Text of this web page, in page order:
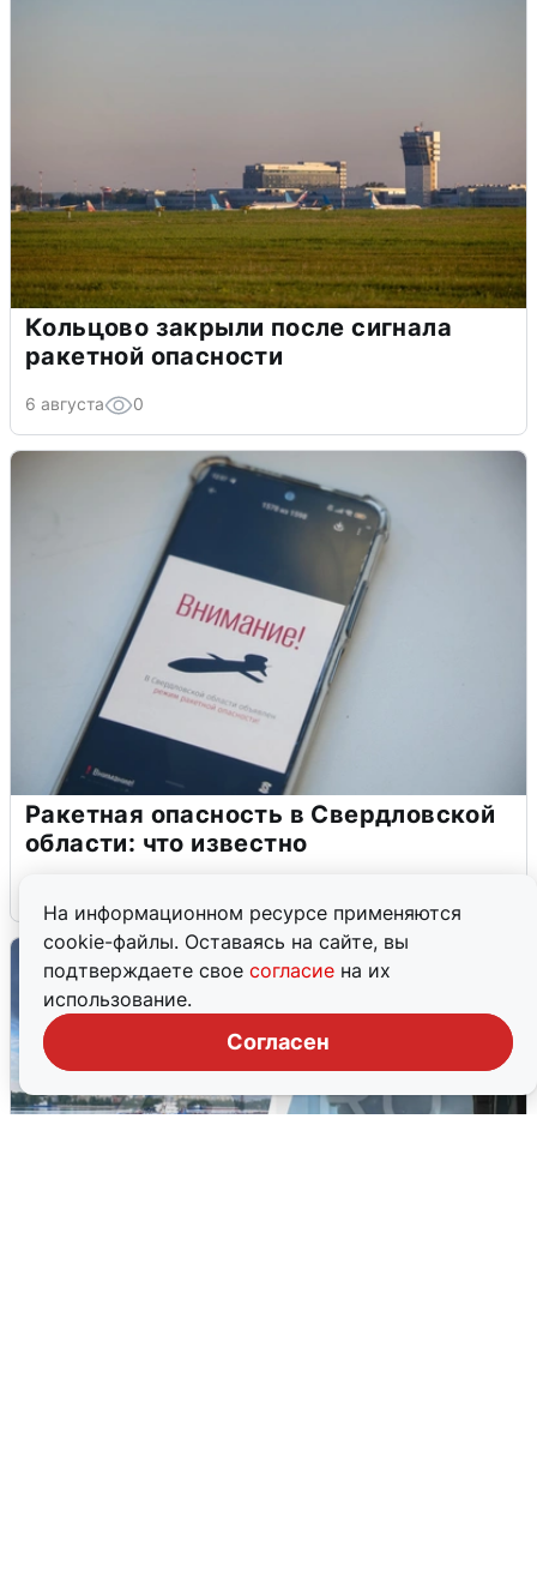
На информационном ресурсе применяются
cookie-файлы. Оставаясь на сайте, вы
подтверждаете свое согласие на их
использование.
Согласен
Кольцово закрыли после сигнала
ракетной опасности
6 августа 0
Ракетная опасность в Свердловской
области: что известно